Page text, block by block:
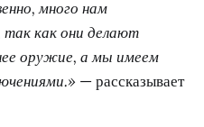
много нам
как они делают
оружие, а мы имеем
— рассказывает